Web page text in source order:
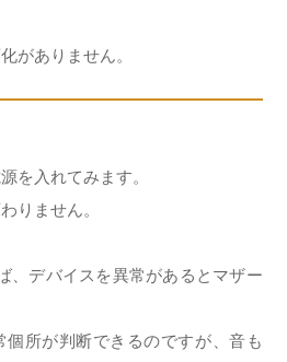
がありません。
を入れてみます。
りません。
、デバイスを異常があるとマザー
個所が判断できるのですが、音も